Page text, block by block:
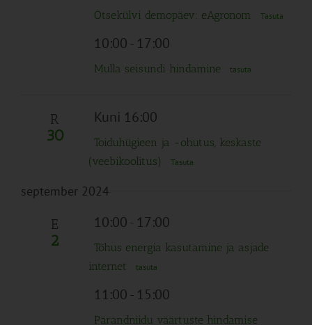
Otsekülvi demopäev: eAgronom Tasuta
10:00- 17:00
Mulla seisundi hindamine tasuta
R
30
Kuni 16:00
Toiduhügieen ja -ohutus, keskaste
(veebikoolitus)
Tasuta
september 2024
E
2
10:00- 17:00
Tõhus energia kasutamine ja asjade
internet
tasuta
11:00- 15:00
Pärandniidu väärtuste hindamise